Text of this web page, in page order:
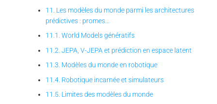
11. Les modèles du monde parmi les architectures
prédictives : promes…
11.1. World Models génératifs
11.2. JEPA, V-JEPA et prédiction en espace latent
11.3. Modèles du monde en robotique
11.4. Robotique incarnée et simulateurs
11.5. Limites des modèles du monde